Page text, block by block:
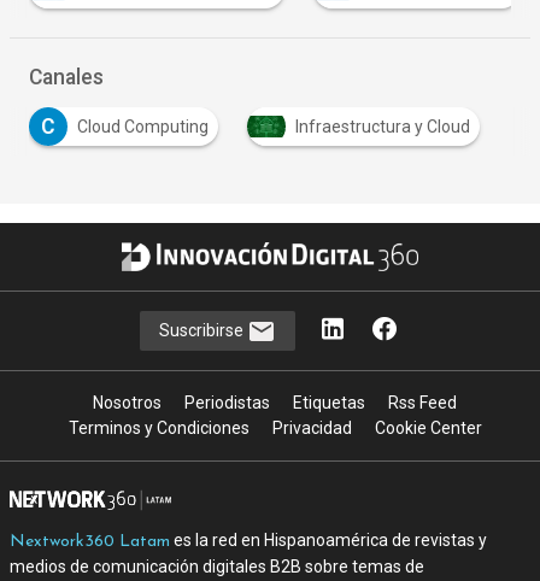
Canales
C Cloud Computing Infraestructura y Cloud
Suscribirse
Nosotros Periodistas Etiquetas
Rss Feed
Terminos y Condiciones
Privacidad Cookie Center
Nextwork360 Latam es la red en Hispanoamérica de revistas y
medios de comunicación digitales B2B sobre temas de